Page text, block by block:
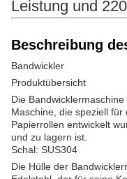
Leistung und
Beschreibung
Bandwickler
Produktübersicht
Die
Maschine, die speziell für
Papierrollen entwickelt
und zu lagern ist.
Schal: SUS304
Die Hülle der